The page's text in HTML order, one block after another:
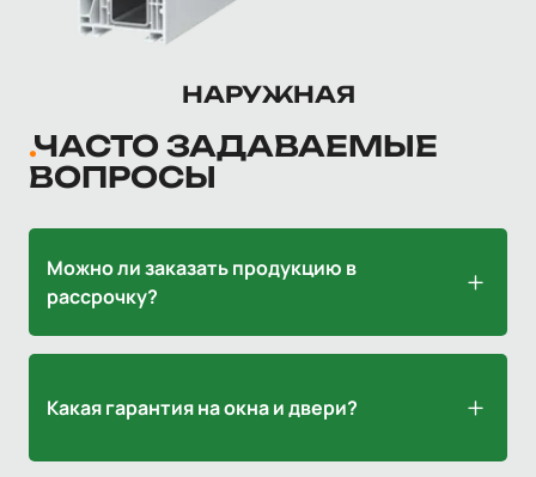
НАРУЖНАЯ
ЧАСТО ЗАДАВАЕМЫЕ
ВОПРОСЫ
Можно ли заказать продукцию в
рассрочку?
Да, мы предлагаем оплату частями и удобные
условия рассрочки. Детали согласовываются при
оформлении заказа.
Какая гарантия на окна и двери?